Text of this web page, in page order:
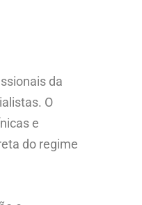
da
O
e
do regime